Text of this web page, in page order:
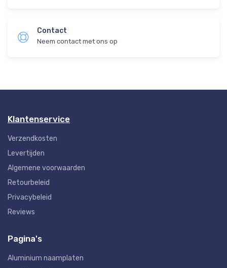
Contact
Neem contact met ons op
Klantenservice
Verzendkosten
Levertijden
Algemene voorwaarden
Retourbeleid
Privacybeleid
Reviews
Pagina's
Aluminium naamplaten